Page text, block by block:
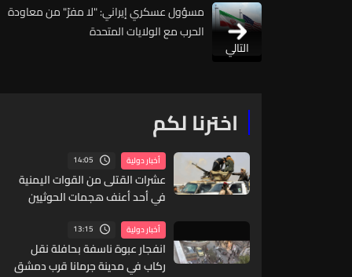
التالي
مسؤول عسكري إيراني: "لا مفرّ" من معاودة
الحرب مع الولايات المتحدة
اخترنا لكم
أخبار دولية 14:05
عشرات القتلى من القوات اليمنية
في أحد أعنف هجمات الحوثيين
أخبار دولية 13:15
انفجار عبوة ناسفة بحافلة نقل
ركاب في مدينة جرمانا قرب دمشق